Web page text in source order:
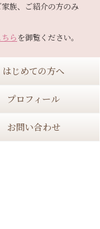
族、ご紹介の方のみ
ちら
はじめての方へ
プロフィール
お問い合わせ